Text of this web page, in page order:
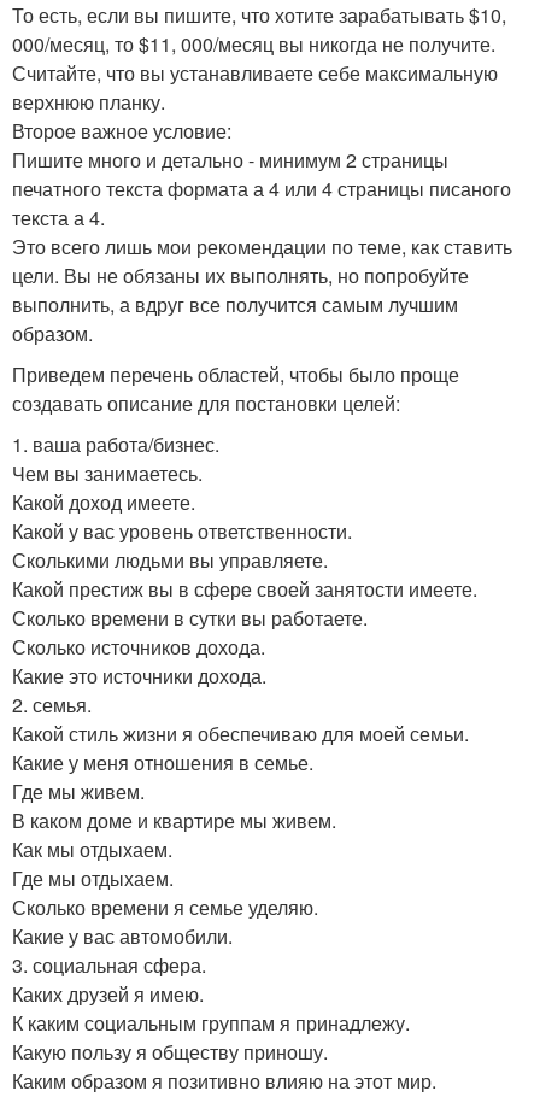
То есть, если вы пишите, что хотите зарабатывать $10,
000/месяц, то $11, 000/месяц вы никогда не получите.
Считайте, что вы устанавливаете себе максимальную
верхнюю планку.
Второе важное условие:
Пишите много и детально - минимум 2 страницы
печатного текста формата а 4 или 4 страницы писаного
текста а 4.
Это всего лишь мои рекомендации по теме, как ставить
цели. Вы не обязаны их выполнять, но попробуйте
выполнить, а вдруг все получится самым лучшим
образом.
Приведем перечень областей, чтобы было проще
создавать описание для постановки целей:
1. ваша работа/бизнес.
Чем вы занимаетесь.
Какой доход имеете.
Какой у вас уровень ответственности.
Сколькими людьми вы управляете.
Какой престиж вы в сфере своей занятости имеете.
Сколько времени в сутки вы работаете.
Сколько источников дохода.
Какие это источники дохода.
2. семья.
Какой стиль жизни я обеспечиваю для моей семьи.
Какие у меня отношения в семье.
Где мы живем.
В каком доме и квартире мы живем.
Как мы отдыхаем.
Где мы отдыхаем.
Сколько времени я семье уделяю.
Какие у вас автомобили.
3. социальная сфера.
Каких друзей я имею.
К каким социальным группам я принадлежу.
Какую пользу я обществу приношу.
Каким образом я позитивно влияю на этот мир.